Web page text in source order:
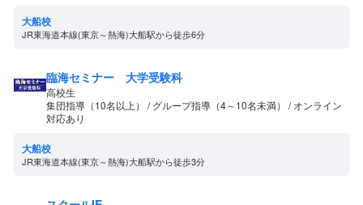
大船校
JR東海道本線(東京～熱海)大船駅から徒歩6分
臨海セミナー 大学受験科
高校生
集団指導（10名以上） / グループ指導（4～10名未満） / オンライン
対応あり
大船校
JR東海道本線(東京～熱海)大船駅から徒歩3分